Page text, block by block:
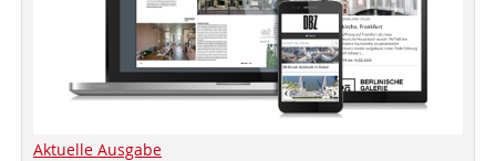
Aktuelle Ausgabe